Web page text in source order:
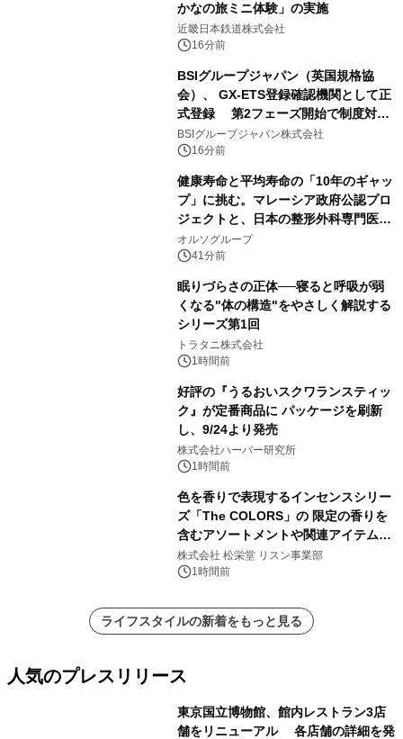
かなの旅ミニ体験」の実施
近畿日本鉄道株式会社
16分前
BSIグループジャパン（英国規格協
会）、 GX-ETS登録確認機関として正
式登録 第2フェーズ開始で制度対応
が義務化、 企業の対応はどう変わるの
か？ 法的拘束力をもつGX-ETSの実
動画を公開中
BSIグループジャパン株式会社
16分前
健康寿命と平均寿命の「10年のギャッ
プ」に挑む。マレーシア政府公認プロ
ジェクトと、日本の整形外科専門医が
サステナブルな「エシカル・ツバメの
巣」の共同臨床検証を開始
オルソグループ
41分前
眠りづらさの正体──寝ると呼吸が弱
くなる"体の構造"をやさしく解説する
シリーズ第1回
トラタニ株式会社
1時間前
好評の『うるおいスクワランスティッ
ク』が定番商品に パッケージを刷新
し、9/24より発売
株式会社ハーバー研究所
1時間前
色を香りで表現するインセンスシリー
ズ「The COLORS」の 限定の香りを
含むアソートメントや関連アイテムを
8月6日発売
株式会社 松栄堂 リスン事業部
1時間前
ライフスタイルの新着をもっと見る
人気のプレスリリース
東京国立博物館、館内レストラン3店
舗をリニューアル 各店舗の詳細を発